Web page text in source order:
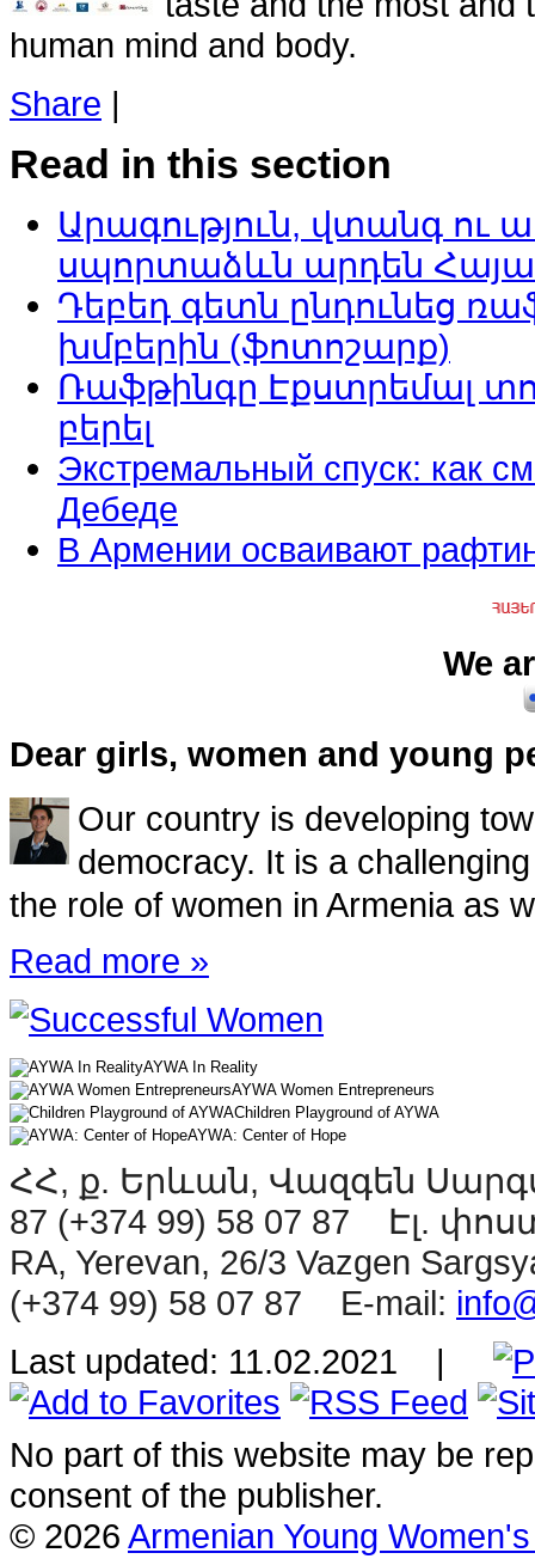
human mind and body.
Share |
Read in this section
Արագություն, վտանգ ու
սպորտաձևն արդեն
Դեբեդ գետն ընդունեց
խմբերին (ֆոտոշարք)
Ռաֆթինգը Էքստրեմալ
բերել
Экстремальный спуск: как
Дебеде
В Армении осваивают
We
Dear girls, women and young
Our country is developing
democracy. It is a
the role of women in Armenia as
Read more »
AYWA In Reality
AYWA Women Entrepreneurs
Children Playground of AYWA
AYWA: Center of Hope
ՀՀ, ք. Երևան, Վազգեն
87 (+374 99) 58 07 87 Էլ.
RA, Yerevan, 26/3 Vazgen
(+374 99) 58 07 87 E-mail:
Last updated: 11.02.2021 |
No part of this website may be
consent of the publisher.
© 2026 Armenian Young